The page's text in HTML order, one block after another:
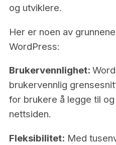
og utviklere.
Her er noen av
WordPress:
Brukervennlighet:
brukervennlig
for brukere å legge til
nettsiden.
Fleksibilitet: Med